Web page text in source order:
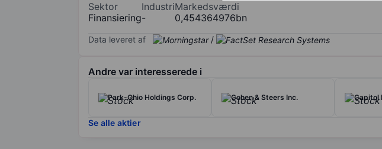
Sektor
Finansiering
Industri
-
Markedsværdi
0,454364976bn
Data leveret af /
Andre var interesserede i
Park-Ohio Holdings Corp. Cohen & Steers Inc. Capitol
Se alle aktier